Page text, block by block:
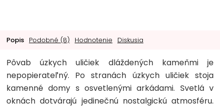
Popis Podobné (8) Hodnotenie Diskusia
Pôvab úzkych uličiek dláždených kameňmi je
nepopierateľný. Po stranách úzkych uličiek stoja
kamenné domy s osvetlenými arkádami. Svetlá v
oknách dotvárajú jedinečnú nostalgickú atmosféru.